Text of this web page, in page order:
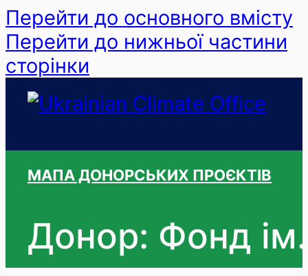
Перейти до основного вмісту
Перейти до нижньої частини
сторінки
МАПА ДОНОРСЬКИХ ПРОЄКТІВ
Донор: Фонд ім.